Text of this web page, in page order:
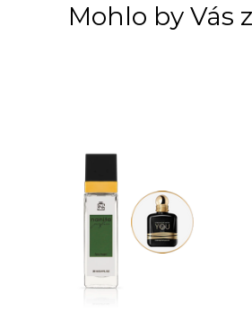
Mohlo by Vás